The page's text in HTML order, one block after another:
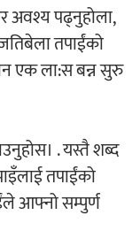
आफ्नो
अवश्य पढ्नुहोला,
तपाईंको
एक ला:स बन्न सुरु
. यस्तै शब्द
तपाईंको
आफ्नो सम्पुर्ण